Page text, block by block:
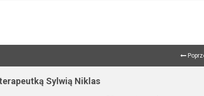
Sylwią Niklas